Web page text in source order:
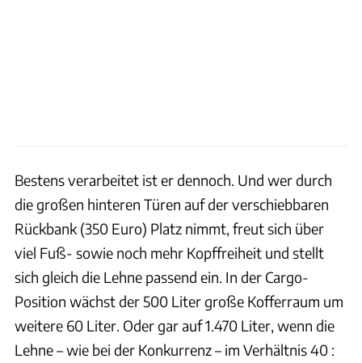
Bestens verarbeitet ist er dennoch. Und wer durch
die großen hinteren Türen auf der verschiebbaren
Rückbank (350 Euro) Platz nimmt, freut sich über
viel Fuß- sowie noch mehr Kopffreiheit und stellt
sich gleich die Lehne passend ein. In der Cargo-
Position wächst der 500 Liter große Kofferraum um
weitere 60 Liter. Oder gar auf 1.470 Liter, wenn die
Lehne – wie bei der Konkurrenz – im Verhältnis 40 :